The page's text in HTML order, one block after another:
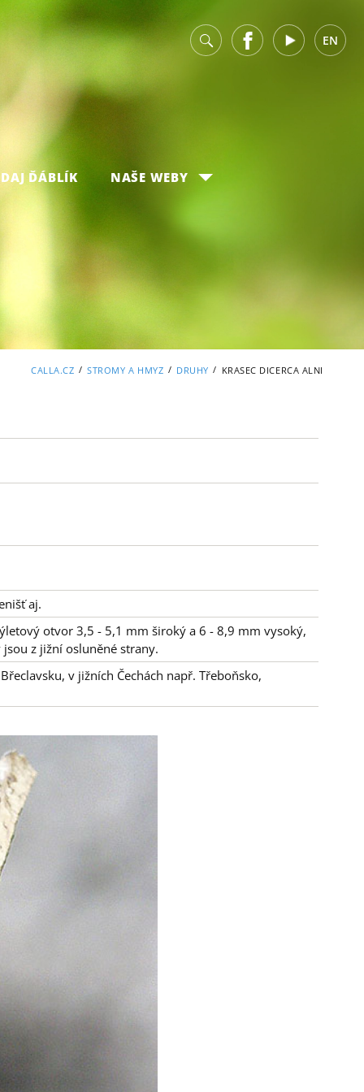
v FacebookYoutube EN
ĎÁBLÍK NAŠE WEBY
CALLA.CZ / STROMY A HMYZ / DRUHY / KRASEC DICERCA ALNI
aj.
otvor 3,5 - 5,1 mm široký a 6 - 8,9 mm vysoký,
z jižní osluněné strany.
v jižních Čechách např. Třeboňsko,